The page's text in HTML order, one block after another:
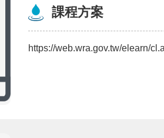
課程方案
https://web.wra.gov.tw/elearn/